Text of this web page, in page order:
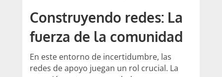
Construyendo redes: La
fuerza de la comunidad
En este entorno de incertidumbre, las
redes de apoyo juegan un rol crucial. La